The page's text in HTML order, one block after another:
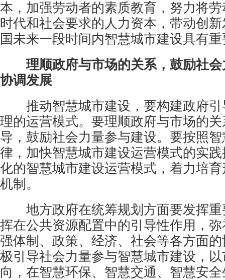
本，加强劳动者的素质教育，努力将
时代和社会要求的人力资本，带动创
国未来一段时间内智慧城市建设具有
理顺政府与市场的关系，鼓励社
协调发展
推动智慧城市建设，要构建政府引
理的运营模式。要理顺政府与市场的
导，鼓励社会力量参与建设。要按照
律，加快智慧城市建设运营模式的实
化的智慧城市建设运营模式，着力培
机制。
地方政府在统筹规划方面要发挥重
挥在公共资源配置中的引导性作用，
强体制、政策、经济、社会等各方面
极引导社会力量参与智慧城市建设，
向，在智慧环保、智慧交通、智慧安